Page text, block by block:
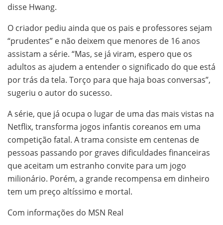
disse Hwang.
O criador pediu ainda que os pais e professores sejam
“prudentes” e não deixem que menores de 16 anos
assistam a série. “Mas, se já viram, espero que os
adultos as ajudem a entender o significado do que está
por trás da tela. Torço para que haja boas conversas”,
sugeriu o autor do sucesso.
A série, que já ocupa o lugar de uma das mais vistas na
Netflix, transforma jogos infantis coreanos em uma
competição fatal. A trama consiste em centenas de
pessoas passando por graves dificuldades financeiras
que aceitam um estranho convite para um jogo
milionário. Porém, a grande recompensa em dinheiro
tem um preço altíssimo e mortal.
Com informações do MSN Real